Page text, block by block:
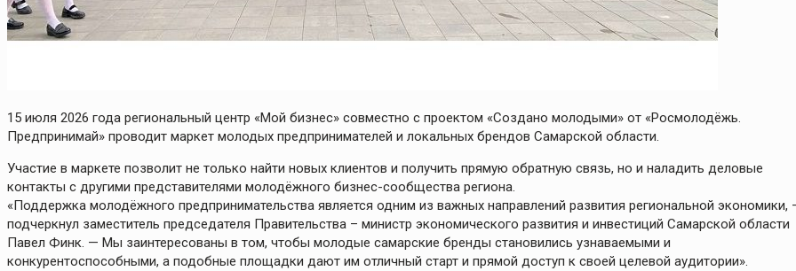
15 июля 2026 года региональный центр «Мой бизнес» совместно с проектом «Создано молодыми» от «Росмолодёжь.
Предпринимай» проводит маркет молодых предпринимателей и локальных брендов Самарской области.
Участие в маркете позволит не только найти новых клиентов и получить прямую обратную связь, но и наладить деловые
контакты с другими представителями молодёжного бизнес-сообщества региона.
«Поддержка молодёжного предпринимательства является одним из важных направлений развития региональной экономики,
подчеркнул заместитель председателя Правительства – министр экономического развития и инвестиций Самарской области
Павел Финк. — Мы заинтересованы в том, чтобы молодые самарские бренды становились узнаваемыми и
конкурентоспособными, а подобные площадки дают им отличный старт и прямой доступ к своей целевой аудитории».